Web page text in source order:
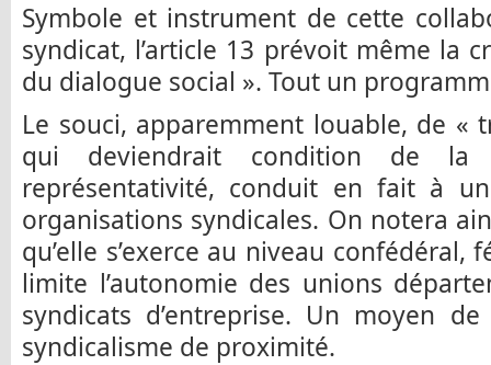
Symbole et instrument de cette
syndicat, l’article 13 prévoit même la
du dialogue social ». Tout un
Le souci, apparemment louable, de «
qui deviendrait condition de la
représentativité, conduit en fait à
organisations syndicales. On notera
qu’elle s’exerce au niveau
limite l’autonomie des unions
syndicats d’entreprise. Un moyen
syndicalisme de proximité.